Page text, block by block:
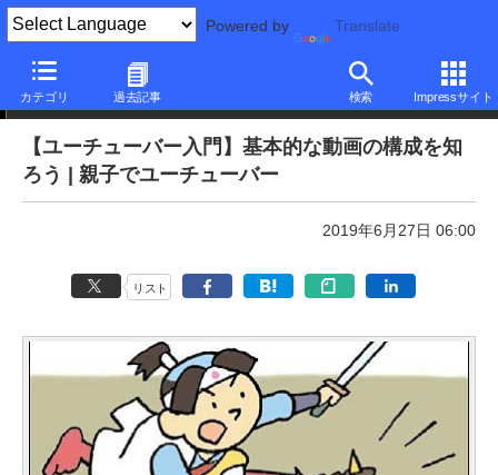
Powered by Translate
カテゴリ 過去記事 検索 Impressサイト
本日のできるネット
【ユーチューバー入門】基本的な動画の構成を知
ろう | 親子でユーチューバー
2019年6月27日 06:00
リスト